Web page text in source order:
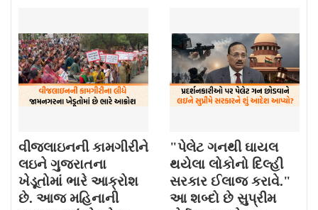
વીજલાઇનની કામગીરીને
લઇને ગુજરાતના
ખેડૂતોમાં ભારે આક્રોશ
છે. આજ મહિનાની
"પેલેટ ગનથી ઘાયલ
થયેલા લોકોનો દિલ્હી
સરકાર ઈલાજ કરાવે."
આ શબ્દો છે સુપ્રીમ